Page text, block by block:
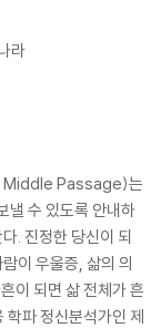
라
Middle Passage)는
낼 수 있도록 안내하
. 진정한 당신이 되
이 우울증, 삶의 의
이 되면 삶 전체가 흔
학파 정신분석가인 제